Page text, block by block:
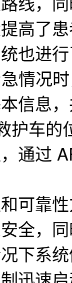
高了
也进
情况
信息
护车的
通过
可靠
全，
下系